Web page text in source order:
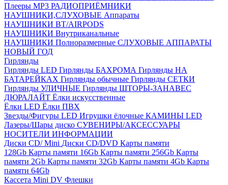
Плееры MP3 РАДИОПРИЁМНИКИ
НАУШНИКИ,СЛУХОВЫЕ Аппараты
НАУШНИКИ BT/AIRPODS
НАУШНИКИ Внутриканальные
НАУШНИКИ Полноразмерные СЛУХОВЫЕ АППАРАТЫ
НОВЫЙ ГОД
Гирлянды
Гирлянды LED Гирлянды БАХРОМА Гирлянды НА
БАТАРЕЙКАХ Гирлянды обычные Гирлянды СЕТКИ
Гирлянды УЛИЧНЫЕ Гирлянды ШТОРЫ-ЗАНАВЕС
ДЮРАЛАЙТ Ёлки искусственные
Ёлки LED Ёлки ПВХ
Звезды/Фигуры LED Игрушки ёлочные КАМИНЫ LED
Лазеры/Шары диско СУВЕНИРЫ/АКСЕССУАРЫ
НОСИТЕЛИ ИНФОРМАЦИИ
Диски CD/ Mini Диски CD/DVD Карты памяти
128Gb Карты памяти 16Gb Карты памяти 256Gb Карты
памяти 2Gb Карты памяти 32Gb Карты памяти 4Gb Карты
памяти 64Gb
Кассета Mini DV Флешки